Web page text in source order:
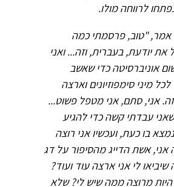
לרווחה מולו.
אמר, "טוב, פרסמתי כמה
יודעת, בעברית, וזה... ואני
אוניברסיטה כדי שאשב
מיני סימפוזיונים וארצה
זה. אני, סתם, אני מטפל פשוט...
עבדתי קשה כדי להגיע
בו כעת, ועכשיו אני רוצה
אני, אשת הדייג מהסיפור על דג
לי אני ארצה עוד ועוד?
מרוצה ממה שיש לי? שלא